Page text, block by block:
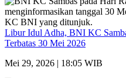
Libur Idul Adha, BNI KC
Terbatas 30 Mei 2026
Mei 29, 2026 | 18:05 WIB